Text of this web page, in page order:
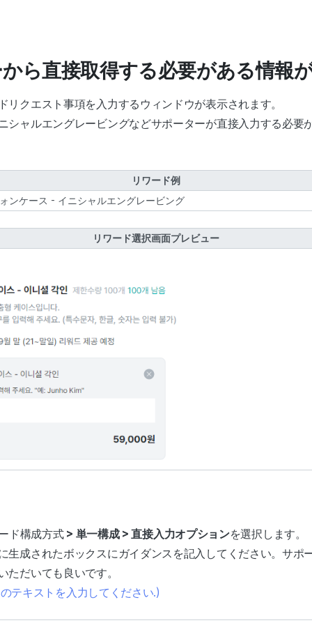
ら直接取得する必要がある情報
リクエスト事項を入力するウィンドウが表示されます。
シャルエングレービングなどサポーターが直接入力する必要
リワード例
ンケース - イニシャルエングレービング
リワード選択画面プレビュー
ド構成方式> 単一構成 > 直接入力オプションを選択します。
生成されたボックスにガイダンスを記入してください。サポ
ただいても良いです。
テキストを入力してください.)